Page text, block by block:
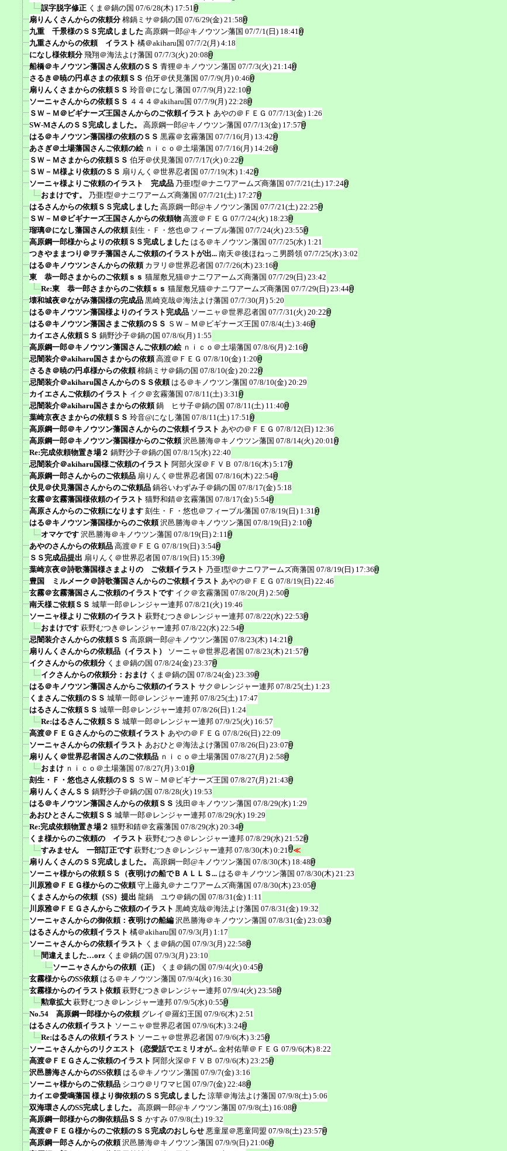
誤字脱字修正 くま＠鍋の国 07/6/28(木) 17:51
扇りんくさんからの依頼分 棉鍋ミサ＠鍋の国 07/6/29(金) 21:58
九重 千景様のＳＳ完成しました 高原鋼一郎@キノウツン藩国 07/7/1(日) 18:41
九重さんからの依頼 イラスト 橘＠akiharu国 07/7/2(月) 4:18
になし様依頼分 飛翔＠海法よけ藩国 07/7/3(火) 20:08
船橋＠キノウツン藩国さん依頼のＳＳ 青狸＠キノウツン藩国 07/7/3(火) 21:14
さるき＠暁の円卓さまの依頼ＳＳ 伯牙＠伏見藩国 07/7/9(月) 0:46
扇りんくさまからの依頼ＳＳ 玲音＠になし藩国 07/7/9(月) 22:10
ソーニャさんからの依頼ＳＳ ４４４＠akiharu国 07/7/9(月) 22:28
ＳＷ－Ｍ＠ビギナーズ王国さんからのご依頼イラスト あやの＠ＦＥＧ 07/7/13(金) 1:26
SW-MさんのＳＳ完成しました。
高原鋼一郎@キノウツン藩国 07/7/13(金) 17:57
はる＠キノウツン藩国様の依頼のＳＳ 黒霧＠玄霧藩国 07/7/16(月) 13:42
あさぎ＠土場藩国さんご依頼の絵 ｎｉｃｏ＠土場藩国 07/7/16(月) 14:26
ＳＷ－Ｍさまからの依頼ＳＳ 伯牙＠伏見藩国 07/7/17(火) 0:22
ＳＷ－Ｍ様より依頼のＳＳ 扇りんく＠世界忍者国 07/7/19(木) 1:42
ソーニャ様よりご依頼のイラスト 完成品 乃亜I型＠ナニワアームズ商藩国 07/7/21(土) 17:24
おまけです。
乃亜I型＠ナニワアームズ商藩国 07/7/21(土) 17:27
はるさんからの依頼ＳＳ完成しました 高原鋼一郎@キノウツン藩国 07/7/21(土) 22:25
ＳＷ－Ｍ＠ビギナーズ王国さんからの依頼物 高渡＠ＦＥＧ 07/7/24(火) 18:23
瑠璃＠になし藩国さんの依頼 刻生・Ｆ・悠也＠フィーブル藩国 07/7/24(火) 23:55
高原鋼一郎様からよりの依頼ＳＳ完成しました はる＠キノウツン藩国 07/7/25(水) 1:21
つきやままつり＠ヲチ藩国さんご依頼のイラストが出... 南天＠後ほねっこ男爵領 07/7/25(水) 3:02
はる＠キノウツンさんからの依頼 カヲリ＠世界忍者国 07/7/26(木) 23:16
東 恭一郎さまからのご依頼ｓｓ 猫屋敷兄猫＠ナニワアームズ商藩国 07/7/29(日) 23:42
Re:東 恭一郎さまからのご依頼ｓｓ 猫屋敷兄猫＠ナニワアームズ商藩国 07/7/29(日) 23:44
壊和城夜＠ながみ藩国様の完成品 黒崎克哉＠海法よけ藩国 07/7/30(月) 5:20
はる＠キノウツン藩国様よりのイラスト完成品 ソーニャ＠世界忍者国 07/7/31(火) 20:22
はる＠キノウツン藩国さまご依頼のＳＳ ＳＷ－Ｍ＠ビギナーズ王国 07/8/4(土) 3:46
カイエさん依頼ＳＳ 鍋野沙子＠鍋の国 07/8/6(月) 1:55
高原鋼一郎＠キノウツン藩国さんご依頼の絵 ｎｉｃｏ＠土場藩国 07/8/6(月) 2:16
忌闇装介＠akiharu国さまからの依頼 高渡＠ＦＥＧ 07/8/10(金) 1:20
さるき＠暁の円卓様からの依頼 棉鍋ミサ＠鍋の国 07/8/10(金) 20:22
忌闇装介＠akiharu国さんからのＳＳ依頼 はる＠キノウツン藩国 07/8/10(金) 20:29
カイエさんご依頼のイラスト イク＠玄霧藩国 07/8/11(土) 3:31
忌闇装介＠akiharu国さまからの依頼 鍋 ヒサ子＠鍋の国 07/8/11(土) 11:40
葉崎京夜さまからの依頼ＳＳ 玲音@になし藩国 07/8/11(土) 17:51
高原鋼一郎＠キノウツン藩国さんからのご依頼イラスト あやの＠ＦＥＧ 07/8/12(日) 12:36
高原鋼一郎＠キノウツン藩国様からのご依頼 沢邑勝海＠キノウツン藩国 07/8/14(火) 20:01
Re:完成依頼物置き場２ 鍋野沙子＠鍋の国 07/8/15(水) 22:40
忌闇装介＠akiharu国様ご依頼のイラスト 阿部火深＠ＦＶＢ 07/8/16(木) 5:17
高原鋼一郎さんからのご依頼品 扇りんく＠世界忍者国 07/8/16(木) 22:54
伏見＠伏見藩国さんからのご依頼品 鍋谷いわずみ子＠鍋の国 07/8/17(金) 5:18
玄霧＠玄霧藩国様依頼のイラスト 猫野和錆＠玄霧藩国 07/8/17(金) 5:54
高原さんからのご依頼になります 刻生・Ｆ・悠也＠フィーブル藩国 07/8/19(日) 1:31
はる＠キノウツン藩国様からのご依頼 沢邑勝海＠キノウツン藩国 07/8/19(日) 2:10
オマケです 沢邑勝海＠キノウツン藩国 07/8/19(日) 2:11
あやのさんからの依頼品 高渡＠ＦＥＧ 07/8/19(日) 3:54
ＳＳ完成品提出 扇りんく＠世界忍者国 07/8/19(日) 15:39
葉崎京夜＠詩歌藩国様さまよりの ご依頼イラスト 乃亜I型＠ナニワアームズ商藩国 07/8/19(日) 17:36
豊国 ミルメーク＠詩歌藩国さんからのご依頼イラスト あやの＠ＦＥＧ 07/8/19(日) 22:46
玄霧＠玄霧藩国さんご依頼のイラストです イク＠玄霧藩国 07/8/20(月) 2:50
南天様ご依頼ＳＳ 城華一郎＠レンジャー連邦 07/8/21(火) 19:46
ソーニャ様よりご依頼のイラスト 萩野むつき＠レンジャー連邦 07/8/22(水) 22:53
おまけです 萩野むつき＠レンジャー連邦 07/8/22(水) 22:54
忌闇装介さんからの依頼ＳＳ 高原鋼一郎@キノウツン藩国 07/8/23(木) 14:21
扇りんくさんからの依頼品（イラスト）
ソーニャ＠世界忍者国 07/8/23(木) 21:57
イクさんからの依頼分 くま＠鍋の国 07/8/24(金) 23:37
イクさんからの依頼分：おまけ くま＠鍋の国 07/8/24(金) 23:39
はる＠キノウツン藩国さんからご依頼のイラスト サク＠レンジャー連邦 07/8/25(土) 1:23
くまさんご依頼のＳＳ 城華一郎＠レンジャー連邦 07/8/25(土) 17:47
はるさんご依頼ＳＳ 城華一郎＠レンジャー連邦 07/8/26(日) 1:24
Re:はるさんご依頼ＳＳ 城華一郎＠レンジャー連邦 07/9/25(火) 16:57
高渡＠ＦＥＧさんからのご依頼イラスト あやの＠ＦＥＧ 07/8/26(日) 22:09
ソーニャさんからの依頼イラスト あおひと＠海法よけ藩国 07/8/26(日) 23:07
扇りんく＠世界忍者国さんのご依頼品 ｎｉｃｏ＠土場藩国 07/8/27(月) 2:58
おまけ ｎｉｃｏ＠土場藩国 07/8/27(月) 3:01
刻生・Ｆ・悠也さん依頼のＳＳ ＳＷ－Ｍ＠ビギナーズ王国 07/8/27(月) 21:43
扇りんくさんＳＳ 鍋野沙子＠鍋の国 07/8/28(火) 19:53
はる＠キノウツン藩国さんからの依頼ＳＳ 浅田＠キノウツン藩国 07/8/29(水) 1:29
あおひとさんご依頼ＳＳ 城華一郎＠レンジャー連邦 07/8/29(水) 19:29
Re:完成依頼物置き場２ 猫野和錆＠玄霧藩国 07/8/29(水) 20:34
くま様からのご依頼の イラスト 萩野むつき＠レンジャー連邦 07/8/29(水) 21:52
すみません 一部訂正です 萩野むつき＠レンジャー連邦 07/8/30(木) 0:21
≪
扇りんくさんのＳＳ完成しました。
高原鋼一郎@キノウツン藩国 07/8/30(木) 18:48
ソーニャ様からの依頼ＳＳ（夜明けの船でＢＡＬＬＳ... はる＠キノウツン藩国 07/8/30(木) 21:23
川原雅＠ＦＥＧ様からのご依頼 守上藤丸＠ナニワアームズ商藩国 07/8/30(木) 23:05
くまさんからの依頼（SS）提出 龍鍋 ユウ＠鍋の国 07/8/31(金) 1:11
川原雅＠ＦＥＧさんからご依頼のイラスト 黒崎克哉＠海法よけ藩国 07/8/31(金) 19:32
ソーニャさんからの御依頼：夜明けの船編 沢邑勝海＠キノウツン藩国 07/8/31(金) 23:03
はるさんからの依頼イラスト 橘＠akiharu国 07/9/3(月) 1:17
ソーニャさんからの依頼イラスト くま＠鍋の国 07/9/3(月) 22:58
間違えました…orz くま＠鍋の国 07/9/3(月) 23:10
ソーニャさんからの依頼（正）
くま＠鍋の国 07/9/4(火) 0:45
玄霧様からのSS依頼 はる＠キノウツン藩国 07/9/4(火) 16:30
玄霧様からのイラスト依頼 萩野むつき＠レンジャー連邦 07/9/4(火) 23:58
勲章拡大 萩野むつき＠レンジャー連邦 07/9/5(水) 0:55
No.54 高原鋼一郎様からの依頼 グレイ＠羅幻王国 07/9/6(木) 2:51
はるさんの依頼イラスト ソーニャ＠世界忍者国 07/9/6(木) 3:24
Re:はるさんの依頼イラスト ソーニャ＠世界忍者国 07/9/6(木) 3:25
ソーニャさんからのリクエスト（恋愛話でエミリオが... 金村佑華＠ＦＥＧ 07/9/6(木) 8:22
高渡＠ＦＥＧさんご依頼のイラスト 阿部火深＠ＦＶＢ 07/9/6(木) 23:25
沢邑勝海さんからのSS依頼 はる＠キノウツン藩国 07/9/7(金) 3:16
ソーニャ様からのご依頼品 シコウ＠リワマヒ国 07/9/7(金) 22:48
カイエ＠愛鳴藩国 様より御依頼のＳＳ完成しました 涼華＠海法よけ藩国 07/9/8(土) 5:06
双海環さんのSS完成しました。
高原鋼一郎@キノウツン藩国 07/9/8(土) 16:08
高原鋼一郎様からの御依頼品ＳＳ かすみ 07/9/8(土) 19:32
高渡＠ＦＥＧ様からのご依頼のＳＳ完成のおしらせ 悪童屋＠悪童同盟 07/9/8(土) 23:57
高原鋼一郎さんからの依頼 沢邑勝海＠キノウツン藩国 07/9/9(日) 21:06